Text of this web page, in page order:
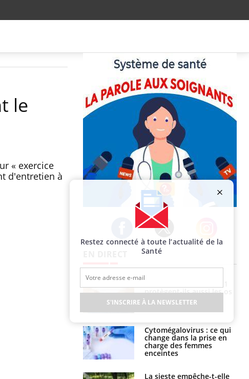
le
« exercice
d'entretien à
Facebook Twitter Instagram
protègent-ils aussi les os
?
Cytomégalovirus : ce qui
change dans la prise en
charge des femmes
enceintes
La sieste empêche-t-elle
Restez connecté à toute l’actualité de la
Santé
S'INSCRIRE À LA NEWSLETTER